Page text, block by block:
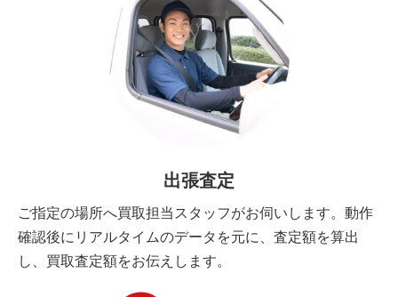
出張査定
ご指定の場所へ買取担当スタッフがお伺いします。動作
確認後にリアルタイムのデータを元に、査定額を算出
し、買取査定額をお伝えします。